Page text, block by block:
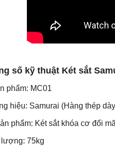
số kỹ thuật Két sắt
phẩm: MC01
hiệu: Samurai (Hàng thép
phẩm: Két sắt khóa cơ đổi mã
lượng: 75kg